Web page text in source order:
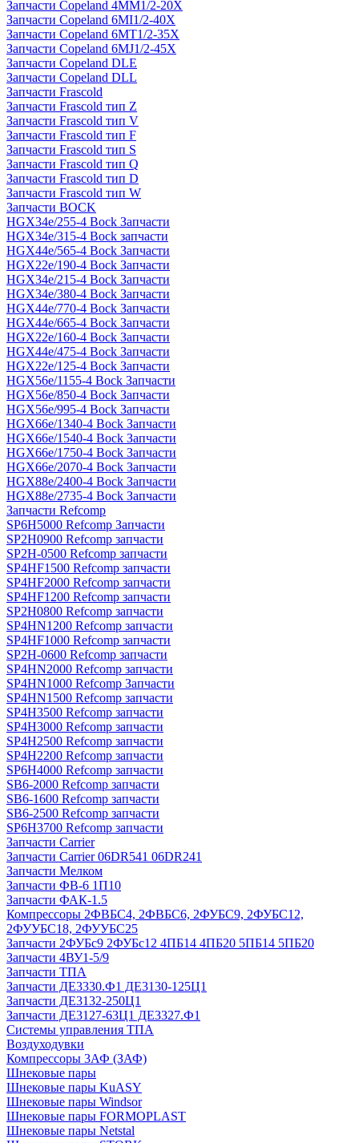
Запчасти Copeland 4MM1/2-20X
Запчасти Copeland 6MI1/2-40X
Запчасти Copeland 6MT1/2-35X
Запчасти Copeland 6MJ1/2-45X
Запчасти Copeland DLE
Запчасти Copeland DLL
Запчасти Frascold
Запчасти Frascold тип Z
Запчасти Frascold тип V
Запчасти Frascold тип F
Запчасти Frascold тип S
Запчасти Frascold тип Q
Запчасти Frascold тип D
Запчасти Frascold тип W
Запчасти BOCK
HGX34e/255-4 Bock Запчасти
HGX34e/315-4 Bock запчасти
HGX44e/565-4 Bock Запчасти
HGX22e/190-4 Bock Запчасти
HGX34e/215-4 Bock Запчасти
HGX34e/380-4 Bock Запчасти
HGX44e/770-4 Bock Запчасти
HGX44e/665-4 Bock Запчасти
HGX22e/160-4 Bock Запчасти
HGX44e/475-4 Bock Запчасти
HGX22e/125-4 Bock Запчасти
HGX56e/1155-4 Bock Запчасти
HGX56e/850-4 Bock Запчасти
HGX56e/995-4 Bock Запчасти
HGX66e/1340-4 Bock Запчасти
HGX66e/1540-4 Bock Запчасти
HGX66e/1750-4 Bock Запчасти
HGX66e/2070-4 Bock Запчасти
HGX88e/2400-4 Bock Запчасти
HGX88e/2735-4 Bock Запчасти
Запчасти Refcomp
SP6H5000 Refcomp Запчасти
SP2H0900 Refcomp запчасти
SP2H-0500 Refcomp запчасти
SP4HF1500 Refcomp запчасти
SP4HF2000 Refcomp запчасти
SP4HF1200 Refcomp запчасти
SP2H0800 Refcomp запчасти
SP4HN1200 Refcomp запчасти
SP4HF1000 Refcomp запчасти
SP2H-0600 Refcomp запчасти
SP4HN2000 Refcomp запчасти
SP4HN1000 Refcomp Запчасти
SP4HN1500 Refcomp запчасти
SP4H3500 Refcomp запчасти
SP4H3000 Refcomp запчасти
SP4H2500 Refcomp запчасти
SP4H2200 Refcomp запчасти
SP6H4000 Refcomp запчасти
SB6-2000 Refcomp запчасти
SB6-1600 Refcomp запчасти
SB6-2500 Refcomp запчасти
SP6H3700 Refcomp запчасти
Запчасти Carrier
Запчасти Carrier 06DR541 06DR241
Запчасти Мелком
Запчасти ФВ-6 1П10
Запчасти ФАК-1.5
Компрессоры 2ФВБС4, 2ФВБС6, 2ФУБС9, 2ФУБС12,
2ФУУБС18, 2ФУУБС25
Запчасти 2ФУБс9 2ФУБс12 4ПБ14 4ПБ20 5ПБ14 5ПБ20
Запчасти 4ВУ1-5/9
Запчасти ТПА
Запчасти ДЕ3330.Ф1 ДЕ3130-125Ц1
Запчасти ДЕ3132-250Ц1
Запчасти ДЕ3127-63Ц1 ДЕ3327.Ф1
Системы управления ТПА
Воздуходувки
Компрессоры 3АФ (ЗАФ)
Шнековые пары
Шнековые пары KuASY
Шнековые пары Windsor
Шнековые пары FORMOPLAST
Шнековые пары Netstal